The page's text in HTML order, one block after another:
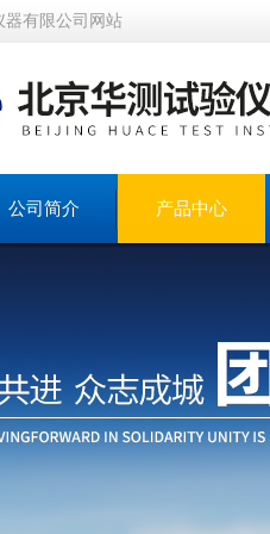
器有限公司网站
公司简介 产品中心